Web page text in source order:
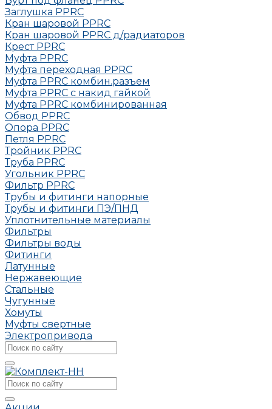
Заглушка РРRC
Кран шаровой PPRC
Кран шаровой PPRC д/радиаторов
Крест PPRC
Муфта PPRC
Муфта переходная PPRC
Муфта РРRC комбин.разъем
Муфта PPRC с накид гайкой
Муфта РРRC комбинированная
Обвод РРRC
Опора РРRC
Петля РРRC
Тройник РРRC
Труба РРRC
Угольник РРRC
Фильтр PPRC
Трубы и фитинги напорные
Трубы и фитинги ПЭ/ПНД
Уплотнительные материалы
Фильтры
Фильтры воды
Фитинги
Латунные
Нержавеющие
Стальные
Чугунные
Хомуты
Муфты свертные
Электропривода